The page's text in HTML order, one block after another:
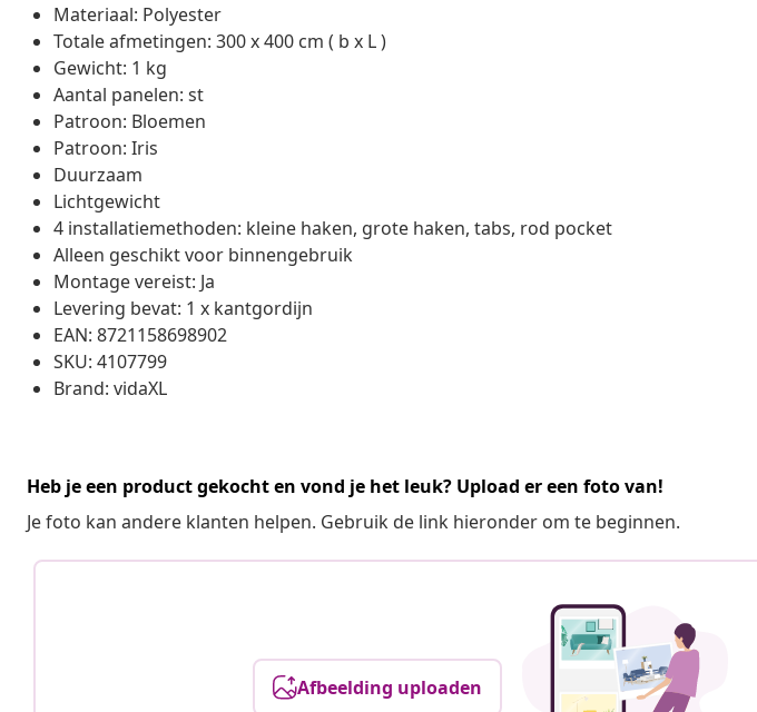
Materiaal: Polyester
Totale afmetingen: 300 x 400 cm ( b x L )
Gewicht: 1 kg
Aantal panelen: st
Patroon: Bloemen
Patroon: Iris
Duurzaam
Lichtgewicht
4 installatiemethoden: kleine haken, grote haken, tabs, rod pocket
Alleen geschikt voor binnengebruik
Montage vereist: Ja
Levering bevat: 1 x kantgordijn
EAN: 8721158698902
SKU: 4107799
Brand: vidaXL
Heb je een product gekocht en vond je het leuk? Upload er een foto van!
Je foto kan andere klanten helpen. Gebruik de link hieronder om te beginnen.
Afbeelding uploaden